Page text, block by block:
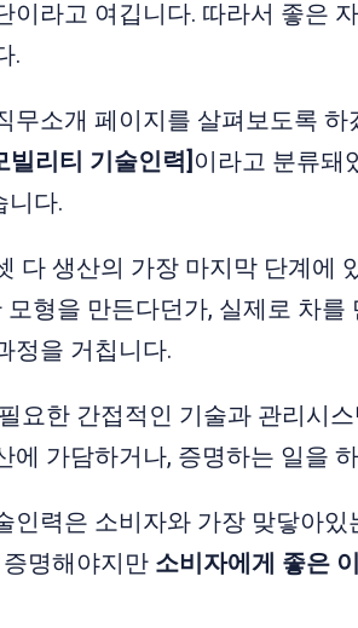
이라고 여깁니다. 따라서 좋은
.
무소개 페이지를 살펴보도록
빌리티 기술인력] 이라고 분류돼
니다.
다 생산의 가장 마지막 단계에
모형을 만든다던가, 실제로 차
정을 거칩니다.
요한 간접적인 기술과 관리시
에 가담하거나, 증명하는 일을
인력은 소비자와 가장 맞닿아
명해야지만 소비자에게 좋은